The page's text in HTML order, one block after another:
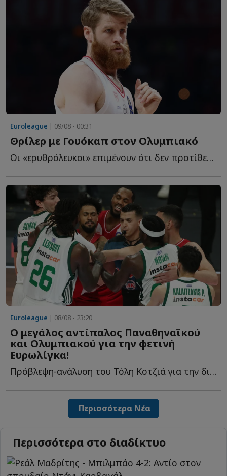
Euroleague | 09/08 - 00:31
Θρίλερ με Γουόκαπ στον Ολυμπιακό
Οι «ερυθρόλευκοι» επιμένουν ότι δεν προτίθενται να α...
Euroleague | 08/08 - 23:20
Ο μεγάλος αντίπαλος Παναθηναϊκού
και Ολυμπιακού για την φετινή
Ευρωλίγκα!
Πρόβλεψη-ανάλυση του Τόλη Κοτζιά για την διοργάνωση π...
Περισσότερα Νέα
Περισσότερα στο διαδίκτυο